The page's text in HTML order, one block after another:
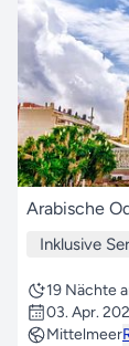
Arabische
Inklusive
19 Nächte
03. Apr.
Mittelmeer